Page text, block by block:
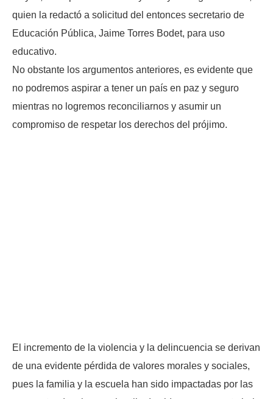
quien la redactó a solicitud del entonces secretario de
Educación Pública, Jaime Torres Bodet, para uso
educativo.
No obstante los argumentos anteriores, es evidente que
no podremos aspirar a tener un país en paz y seguro
mientras no logremos reconciliarnos y asumir un
compromiso de respetar los derechos del prójimo.
El incremento de la violencia y la delincuencia se derivan
de una evidente pérdida de valores morales y sociales,
pues la familia y la escuela han sido impactadas por las